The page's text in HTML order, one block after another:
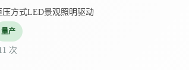
压方式LED景观照明驱动
量产
次